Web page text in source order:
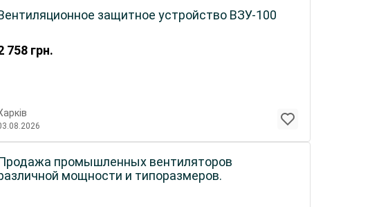
758 грн.
защитное устройство ВЗУ-100
промышленных вентиляторов
мощности и типоразмеров.